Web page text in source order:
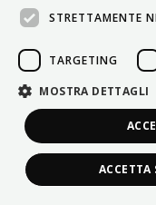
STRETTAMENTE
TARGETING
MOSTRA DETTAGLI
ACCETTA